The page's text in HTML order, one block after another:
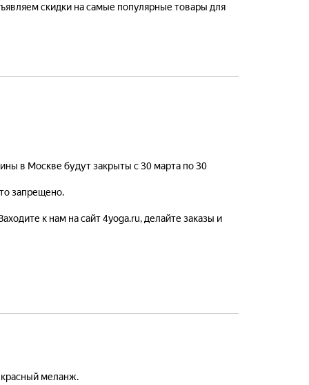
скидки на самые популярные товары для
в Москве будут закрыты с 30 марта по 30
запрещено.
к нам на сайт 4yoga.ru, делайте заказы и
меланж.